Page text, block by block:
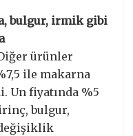
bulgur, irmik gibi
ürünler
ile makarna
Un fiyatında %5
bulgur,